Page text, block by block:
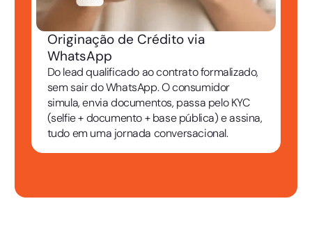
Originação de Crédito via
WhatsApp
Do lead qualificado ao contrato formalizado,
sem sair do WhatsApp. O consumidor
simula, envia documentos, passa pelo KYC
(selfie + documento + base pública) e assina,
tudo em uma jornada conversacional.